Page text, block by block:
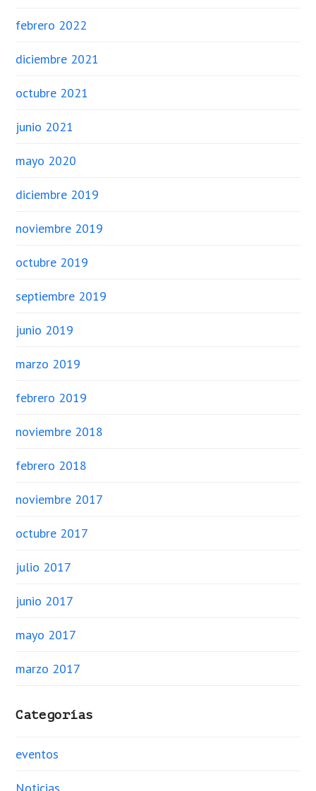
febrero 2022
diciembre 2021
octubre 2021
junio 2021
mayo 2020
diciembre 2019
noviembre 2019
octubre 2019
septiembre 2019
junio 2019
marzo 2019
febrero 2019
noviembre 2018
febrero 2018
noviembre 2017
octubre 2017
julio 2017
junio 2017
mayo 2017
marzo 2017
Categorías
eventos
Noticias